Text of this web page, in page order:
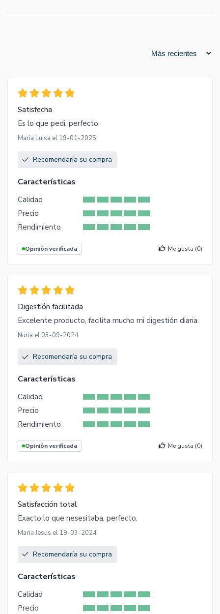
Satisfecha
Es lo que pedi, perfecto.
Maria Luisa el 19-01-2025
Recomendaría su compra
Características
Calidad
Precio
Rendimiento
Opinión verificada Me gusta (0)
Digestión facilitada
Excelente producto, facilita mucho mi digestión diaria.
Nuria el 03-09-2024
Recomendaría su compra
Características
Calidad
Precio
Rendimiento
Opinión verificada Me gusta (0)
Satisfacción total
Exacto lo que nesesitaba, perfecto.
Maria Jesus el 19-03-2024
Recomendaría su compra
Características
Calidad
Precio